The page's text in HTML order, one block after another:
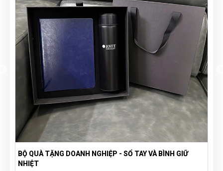
ĐỒNG HỒ TREO TƯỜNG IN LOGO THÁI VẠN XUÂN